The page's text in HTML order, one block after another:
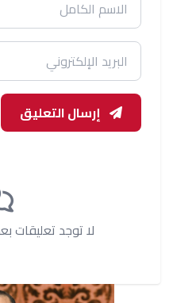
إرسال التعليق
لا توجد تعليقات